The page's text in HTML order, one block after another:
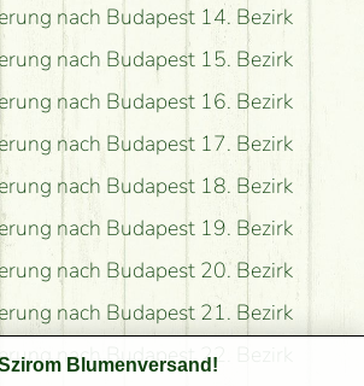
nach Budapest 14. Bezirk
nach Budapest 15. Bezirk
nach Budapest 16. Bezirk
nach Budapest 17. Bezirk
nach Budapest 18. Bezirk
nach Budapest 19. Bezirk
nach Budapest 20. Bezirk
nach Budapest 21. Bezirk
nach Budapest 22. Bezirk
Blumenversand!